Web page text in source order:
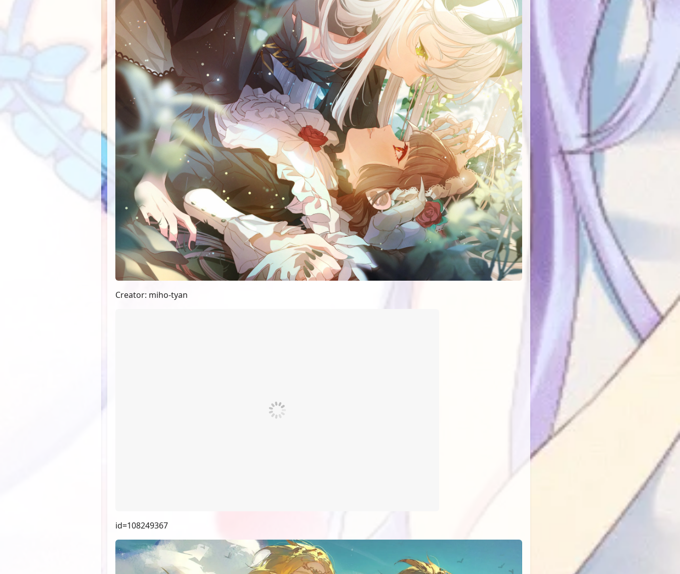
Creator: miho-tyan
id=108249367